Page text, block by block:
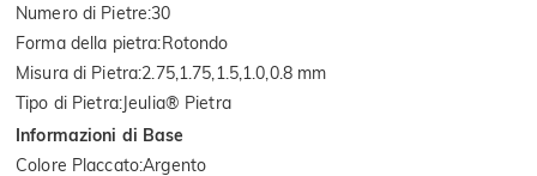
Numero di Pietre:30
Forma della pietra:Rotondo
Misura di Pietra:2.75,1.75,1.5,1.0,0.8 mm
Tipo di Pietra:Jeulia® Pietra
Informazioni di Base
Colore Placcato:Argento